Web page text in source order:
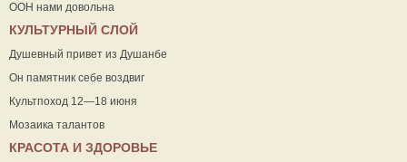
ООН нами довольна
КУЛЬТУРНЫЙ СЛОЙ
Душевный привет из Душанбе
Он памятник себе воздвиг
Культпоход 12—18 июня
Мозаика талантов
КРАСОТА И ЗДОРОВЬЕ